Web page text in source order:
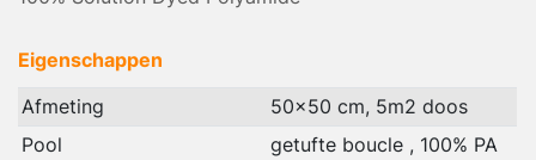
Eigenschappen
Afmeting
50x50 cm, 5m2 doos
Pool
getufte boucle , 100% PA